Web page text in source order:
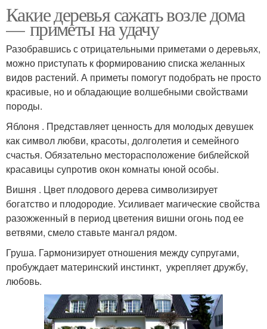
Какие деревья сажать возле дома
— приметы на удачу
Разобравшись с отрицательными приметами о деревьях,
можно приступать к формированию списка желанных
видов растений. А приметы помогут подобрать не просто
красивые, но и обладающие волшебными свойствами
породы.
Яблоня . Представляет ценность для молодых девушек
как символ любви, красоты, долголетия и семейного
счастья. Обязательно месторасположение библейской
красавицы супротив окон комнаты юной особы.
Вишня . Цвет плодового дерева символизирует
богатство и плодородие. Усиливает магические свойства
разожженный в период цветения вишни огонь под ее
ветвями, смело ставьте мангал рядом.
Груша. Гармонизирует отношения между супругами,
пробуждает материнский инстинкт, укрепляет дружбу,
любовь.